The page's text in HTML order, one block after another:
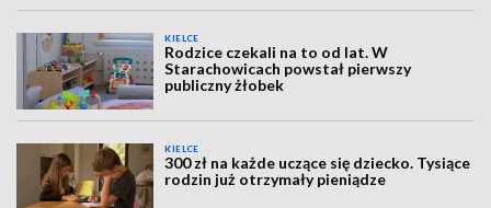
KIELCE
Rodzice czekali na to od lat. W
Starachowicach powstał pierwszy
publiczny żłobek
KIELCE
300 zł na każde uczące się dziecko. Tysiące
rodzin już otrzymały pieniądze